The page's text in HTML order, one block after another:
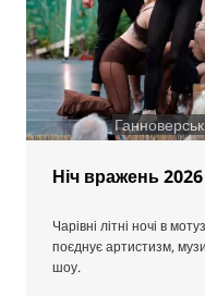
Ніч вражень
Чарівні літні ночі в
поєднує артистизм,
шоу.